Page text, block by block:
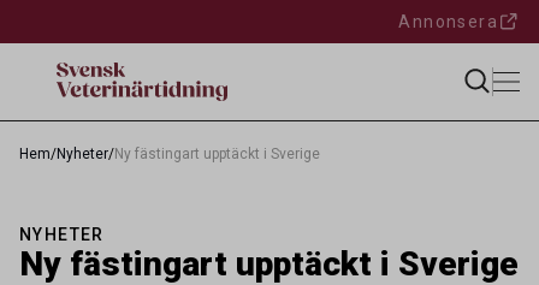
Annonsera
Hem/Nyheter/Ny fästingart upptäckt i Sverige
NYHETER
Ny fästingart upptäckt i Sverige